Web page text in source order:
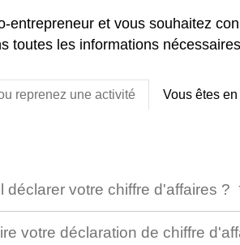
entrepreneur et vous souhaitez
toutes les informations
reprenez une activité Vous êtes
déclarer votre chiffre d'affaires ?
votre déclaration de chiffre